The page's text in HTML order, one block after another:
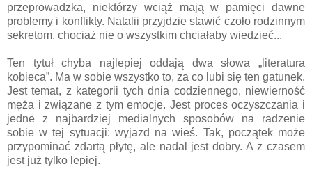
przeprowadzka, niektórzy wciąż mają w pamięci dawne
problemy i konflikty. Natalii przyjdzie stawić czoło rodzinnym
sekretom, chociaż nie o wszystkim chciałaby wiedzieć...
Ten tytuł chyba najlepiej oddają dwa słowa „literatura
kobieca”. Ma w sobie wszystko to, za co lubi się ten gatunek.
Jest temat, z kategorii tych dnia codziennego, niewierność
męża i związane z tym emocje. Jest proces oczyszczania i
jedne z najbardziej medialnych sposobów na radzenie
sobie w tej sytuacji: wyjazd na wieś. Tak, początek może
przypominać zdartą płytę, ale nadal jest dobry. A z czasem
jest już tylko lepiej.